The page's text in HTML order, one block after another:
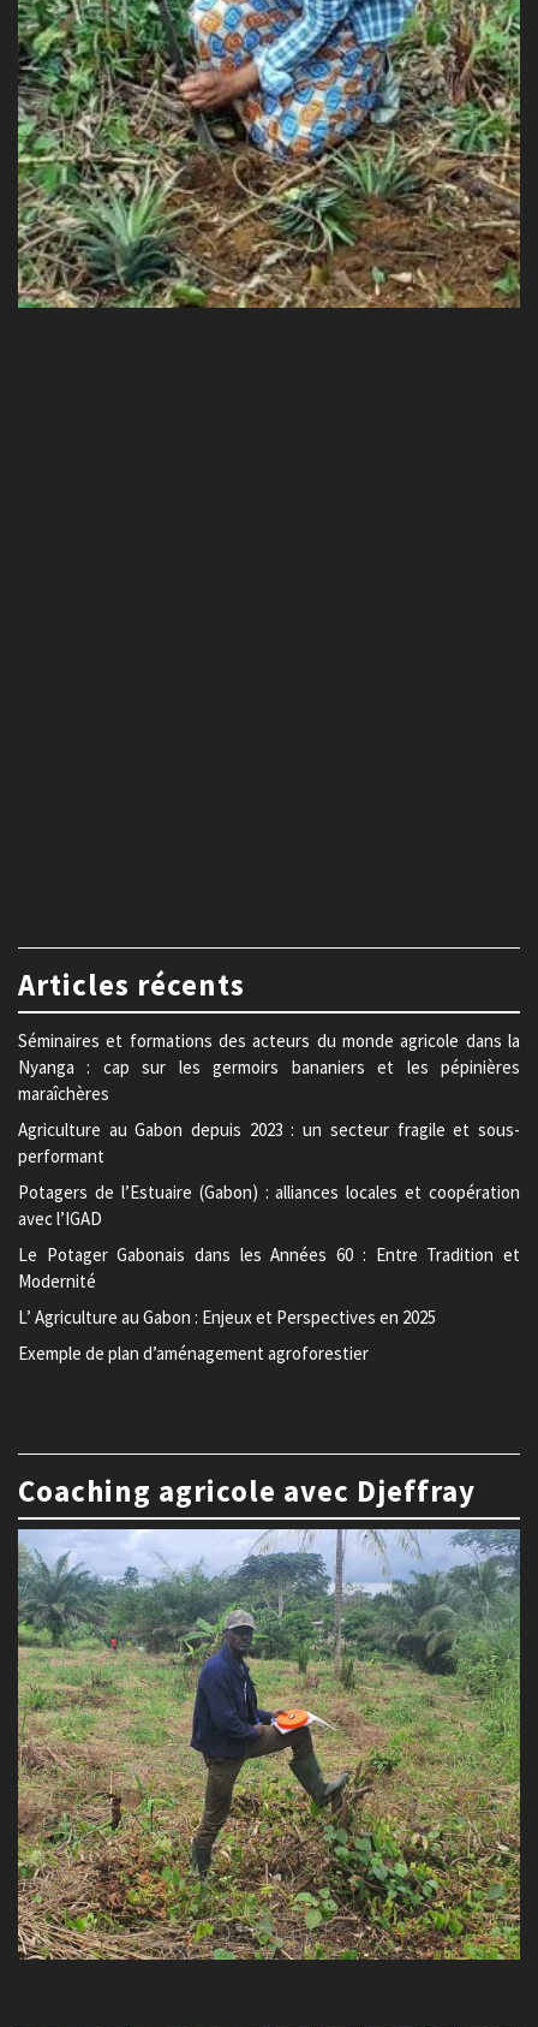
Articles récents
Séminaires et formations des acteurs du monde agricole dans la
Nyanga : cap sur les germoirs bananiers et les pépinières
maraîchères
Agriculture au Gabon depuis 2023 : un secteur fragile et sous-
performant
Potagers de l’Estuaire (Gabon) : alliances locales et coopération
avec l’IGAD
Le Potager Gabonais dans les Années 60 : Entre Tradition et
Modernité
L’ Agriculture au Gabon : Enjeux et Perspectives en 2025
Exemple de plan d’aménagement agroforestier
Coaching agricole avec Djeffray